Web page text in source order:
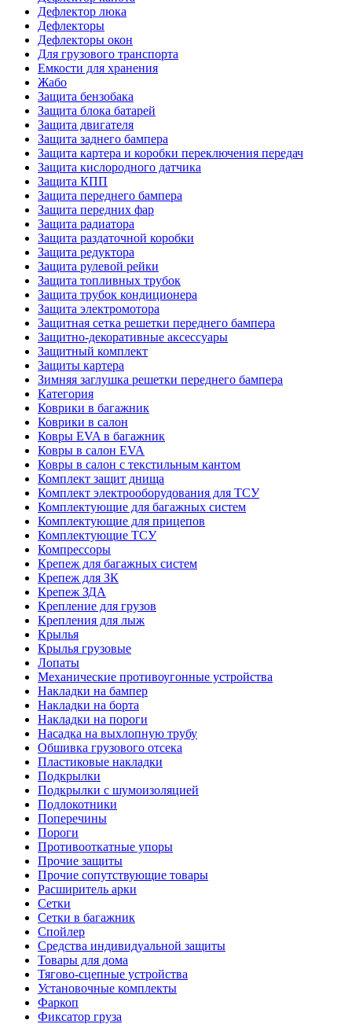
Дефлектор люка
Дефлекторы
Дефлекторы окон
Для грузового транспорта
Емкости для хранения
Жабо
Защита бензобака
Защита блока батарей
Защита двигателя
Защита заднего бампера
Защита картера и коробки переключения передач
Защита кислородного датчика
Защита КПП
Защита переднего бампера
Защита передних фар
Защита радиатора
Защита раздаточной коробки
Защита редуктора
Защита рулевой рейки
Защита топливных трубок
Защита трубок кондиционера
Защита электромотора
Защитная сетка решетки переднего бампера
Защитно-декоративные аксессуары
Защитный комплект
Защиты картера
Зимняя заглушка решетки переднего бампера
Категория
Коврики в багажник
Коврики в салон
Ковры EVA в багажник
Ковры в салон EVA
Ковры в салон с текстильным кантом
Комплект защит днища
Комплект электрооборудования для ТСУ
Комплектующие для багажных систем
Комплектующие для прицепов
Комплектующие ТСУ
Компрессоры
Крепеж для багажных систем
Крепеж для ЗК
Крепеж ЗДА
Крепление для грузов
Крепления для лыж
Крылья
Крылья грузовые
Лопаты
Механические противоугонные устройства
Накладки на бампер
Накладки на борта
Накладки на пороги
Насадка на выхлопную трубу
Обшивка грузового отсека
Пластиковые накладки
Подкрылки
Подкрылки с шумоизоляцией
Подлокотники
Поперечины
Пороги
Противооткатные упоры
Прочие защиты
Прочие сопутствующие товары
Расширитель арки
Сетки
Сетки в багажник
Спойлер
Средства индивидуальной защиты
Товары для дома
Тягово-сцепные устройства
Установочные комплекты
Фаркоп
Фиксатор груза